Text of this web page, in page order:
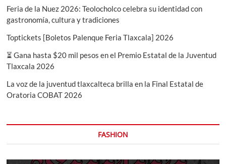
Feria de la Nuez 2026: Teolocholco celebra su identidad con
gastronomía, cultura y tradiciones
Toptickets [Boletos Palenque Feria Tlaxcala] 2026
⏳ Gana hasta $20 mil pesos en el Premio Estatal de la Juventud
Tlaxcala 2026
La voz de la juventud tlaxcalteca brilla en la Final Estatal de
Oratoria COBAT 2026
FASHION